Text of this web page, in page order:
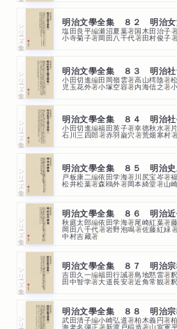
シリーズ・全集 明治文學全集 ８２ 明治女流
塩田良平編瀬沼夏葉著国木田治子
小寺菊子著岡田八千代著田村俊子
シリーズ・全集 明治文學全集 ８３ 明治社
小田切進編田岡嶺雲著高山樗陰著
児玉花外著小塚空容著内海信之著
シリーズ・全集 明治文學全集 ８４ 明治社
小田切進編福田英子著幸徳秋水著
石川三四郎著赤羽巌穴著荒畑寒村
シリーズ・全集 明治文學全集 ８５ 明治史
戸板康二編依田学海著川尻宝岑著
松井松葉著森鴎外著岡本綺堂著山
シリーズ・全集
明治文學全集 ８６ 明治近
秋庭太郎編依田学海著尾崎紅葉著
岡田八千代著岩野泡鳴著佐藤紅緑
中村吉藏著
シリーズ・全集 明治文學全集 ８７ 明治宗教
吉田久一編福田行誡著島地黙雷著
田中智学著大道長安著近角常観著
シリーズ・全集
明治文學全集 ８８ 明治宗教
武田清子編小崎弘道著柏木義円著
海老名弾正著新渡戸稲造著山室軍